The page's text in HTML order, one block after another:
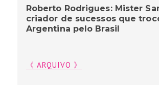
Roberto Rodrigues: Mister
criador de sucessos que
Argentina pelo Brasil
《 ARQUIVO 》